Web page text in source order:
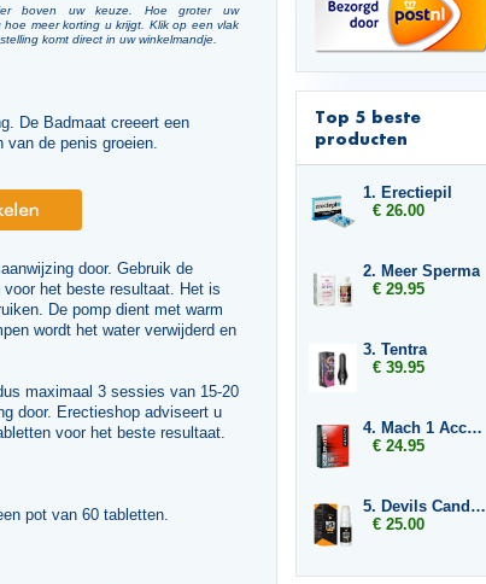
boven uw keuze. Hoe groter uw
hoe meer korting u krijgt. Klik op een vlak
komt direct in uw winkelmandje.
De Badmaat creeert een
de penis groeien.
door. Gebruik de
het beste resultaat. Het is
De pomp dient met warm
wordt het water verwijderd en
maximaal 3 sessies van 15-20
door. Erectieshop adviseert u
voor het beste resultaat.
pot van 60 tabletten.
Top 5 beste
producten
1. Erectiepil
€ 26.00
2. Meer Sperma
€ 29.95
3. Tentra
€ 39.95
4. Mach 1 Accelerator
€ 24.95
5. Devils Candy Erecta Cream
€ 25.00